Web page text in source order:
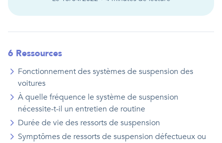
6 Ressources
Fonctionnement des systèmes de suspension des
voitures
À quelle fréquence le système de suspension
nécessite-t-il un entretien de routine
Durée de vie des ressorts de suspension
Symptômes de ressorts de suspension défectueux ou